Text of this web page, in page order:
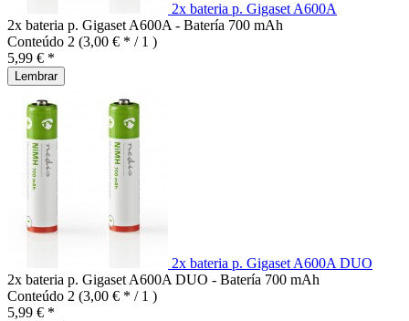
2x bateria p. Gigaset A600A
2x bateria p. Gigaset A600A - Batería 700 mAh
Conteúdo 2 (3,00 € * / 1 )
5,99 € *
Lembrar
2x bateria p. Gigaset A600A DUO
2x bateria p. Gigaset A600A DUO - Batería 700 mAh
Conteúdo 2 (3,00 € * / 1 )
5,99 € *